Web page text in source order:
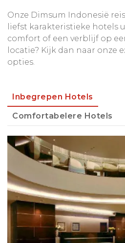
Onze Dimsum Indonesië
liefst karakteristieke hotels
comfort of een verblijf op
locatie? Kijk dan naar onze
opties.
Inbegrepen Hotels
Comfortabelere Hotels